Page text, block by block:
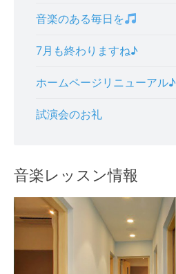
音楽のある毎日を
7月も終わりますね♪
ホームページリニューアル♪
試演会のお礼
音楽レッスン情報